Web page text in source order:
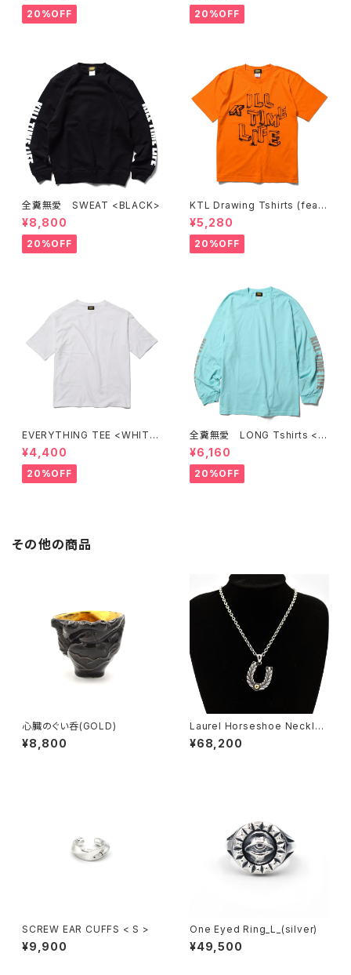
20%OFF 20%OFF
全糞無愛 SWEAT <BLACK>
¥8,800
20%OFF
KTL Drawing Tshirts (feat.
A&A PRINTING) <ORANGE>
¥5,280
20%OFF
EVERYTHING TEE <WHITE
>
¥4,400
20%OFF
全糞無愛 LONG Tshirts < C
ELADON >
¥6,160
20%OFF
その他の商品
心臓のぐい呑(GOLD)
¥8,800
Laurel Horseshoe Necklac
e_L_(normal)
¥68,200
SCREW EAR CUFFS < S >
¥9,900
One Eyed Ring_L_(silver)
¥49,500